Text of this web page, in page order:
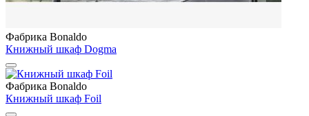
Фабрика Bonaldo
Книжный шкаф Dogma
Фабрика Bonaldo
Книжный шкаф Foil